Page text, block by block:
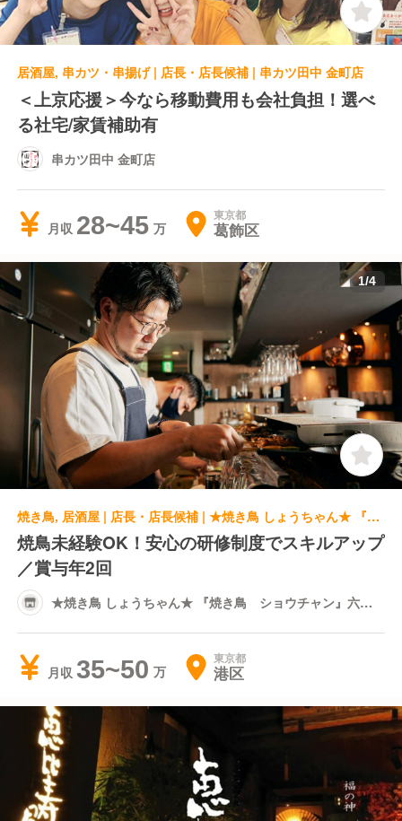
居酒屋, 串カツ・串揚げ | 店長・店長候補 | 串カツ田中 金町店
＜上京応援＞今なら移動費用も会社負担！選べ
る社宅/家賃補助有
串カツ田中 金町店
月収 28~45 東京都
葛飾区
1/4
焼き鳥, 居酒屋 | 店長・店長候補 | ★焼き鳥 しょうちゃん★ 『焼き鳥 ショウチャン』六本木店
焼鳥未経験OK！安心の研修制度でスキルアップ
／賞与年2回
★焼き鳥 しょうちゃん★ 『焼き鳥 ショウチャン』六本
月収 35~50 東京都
港区